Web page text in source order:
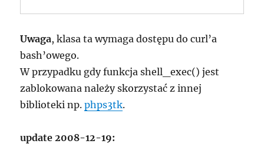
Uwaga, klasa ta wymaga dostępu do curl’a
bash’owego.
W przypadku gdy funkcja shell_exec() jest
zablokowana należy skorzystać z innej
biblioteki np.phps3tk.
update 2008-12-19: